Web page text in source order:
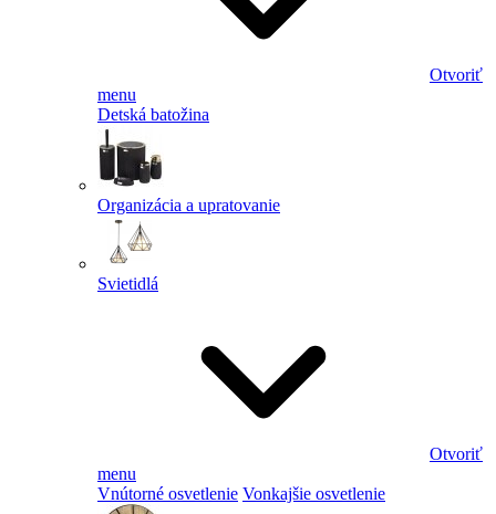
Otvoriť
menu
Detská batožina
Organizácia a upratovanie
Svietidlá
Otvoriť
menu
Vnútorné osvetlenie Vonkajšie osvetlenie